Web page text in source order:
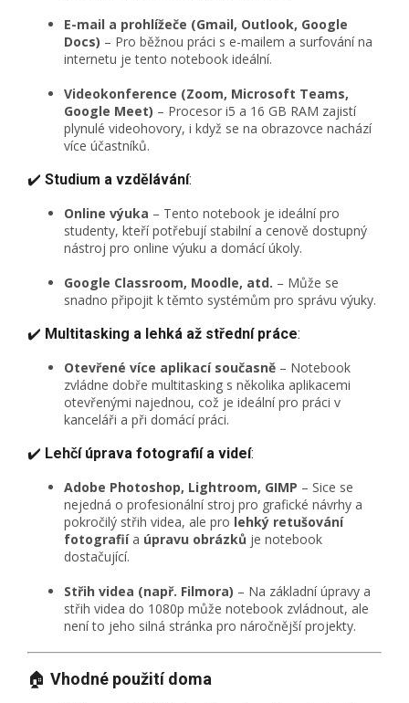
E-mail a prohlížeče (Gmail, Outlook, Google
Docs) – Pro běžnou práci s e-mailem a surfování na
internetu je tento notebook ideální.
Videokonference (Zoom, Microsoft Teams,
Google Meet) – Procesor i5 a 16 GB RAM zajistí
plynulé videohovory, i když se na obrazovce nachází
více účastníků.
✔️ Studium a vzdělávání:
Online výuka – Tento notebook je ideální pro
studenty, kteří potřebují stabilní a cenově dostupný
nástroj pro online výuku a domácí úkoly.
Google Classroom, Moodle, atd. – Může se
snadno připojit k těmto systémům pro správu výuky.
✔️ Multitasking a lehká až střední práce:
Otevřené více aplikací současně – Notebook
zvládne dobře multitasking s několika aplikacemi
otevřenými najednou, což je ideální pro práci v
kanceláři a při domácí práci.
✔️ Lehčí úprava fotografií a videí:
Adobe Photoshop, Lightroom, GIMP – Sice se
nejedná o profesionální stroj pro grafické návrhy a
pokročilý střih videa, ale pro lehký retušování
fotografiía úpravu obrázků je notebook
dostačující.
Střih videa (např. Filmora) – Na základní úpravy a
střih videa do 1080p může notebook zvládnout, ale
není to jeho silná stránka pro náročnější projekty.
🏠 Vhodné použití doma